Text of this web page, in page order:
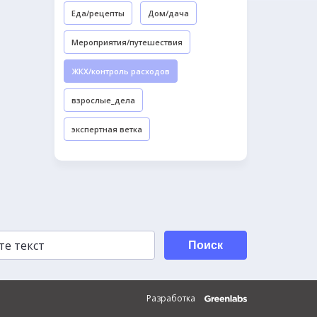
Еда/рецепты Дом/дача
Мероприятия/путешествия
ЖКХ/контроль расходов
взрослые_дела
экспертная ветка
Поиск
Разработка